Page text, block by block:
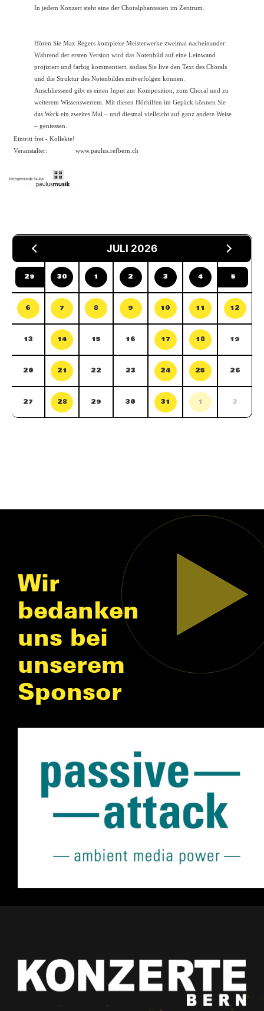
In jedem Konzert steht eine der Choralphantasien im Zentrum.
Hören Sie Max Regers komplexe Meisterwerke zweimal nacheinander:
Während der ersten Version wird das Notenbild auf eine Leinwand
projiziert und farbig kommentiert, sodass Sie live den Text des Chorals
und die Struktur des Notenbildes mitverfolgen können.
Anschliessend gibt es einen Input zur Komposition, zum Choral und zu
weiterem Wissenswertem. Mit diesen Hörhilfen im Gepäck können Sie
das Werk ein zweites Mal – und diesmal vielleicht auf ganz andere Weise
– geniessen.
Eintritt frei - Kollekte!
Veranstalter:
www.paulus.refbern.ch
JULI 2026
29 30 1 2 3 4 5
6 7 8 9 10 11 12
13 14 15 16 17 18 19
20 21 22 23 24 25 26
27 28 29 30 31 1 2
Wir
bedanken
uns bei
unserem
Sponsor